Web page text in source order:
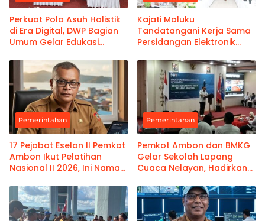
Perkuat Pola Asuh Holistik
di Era Digital, DWP Bagian
Umum Gelar Edukasi
Kajati Maluku
Tandatangani Kerja Sama
Persidangan Elektronik
Kanwil Pemasyarakatan
Maluku
Pemerintahan
17 Pejabat Eselon II Pemkot
Ambon Ikut Pelatihan
Nasional II 2026, Ini Nama-
Pemerintahan
Pemkot Ambon dan BMKG
Gelar Sekolah Lapang
Cuaca Nelayan, Hadirkan